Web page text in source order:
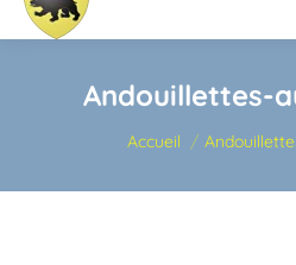
Andouillettes-
Vous êtes ici :
Accueil